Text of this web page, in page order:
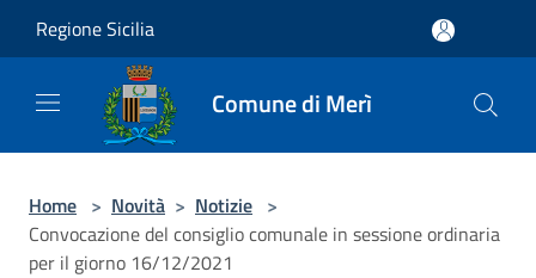
Regione Sicilia
Comune di Merì
Home > Novità > Notizie >
Convocazione del consiglio comunale in sessione ordinaria
per il giorno 16/12/2021